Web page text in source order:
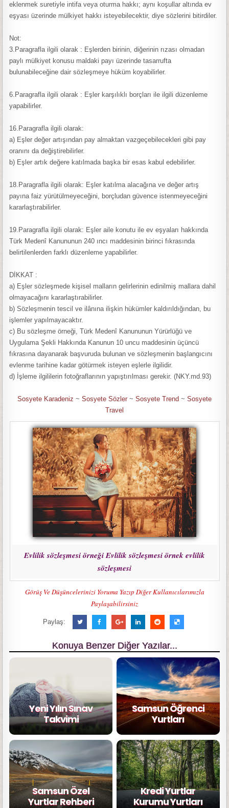
eklenmek suretiyle intifa veya oturma hakkı; aynı koşullar altında ev
eşyası üzerinde mülkiyet hakkı isteyebilecektir, diye sözlerini bitirdiler.
Not:
3.Paragrafla ilgili olarak : Eşlerden birinin, diğerinin rızası olmadan
paylı mülkiyet konusu maldaki payı üzerinde tasarrufta
bulunabileceğine dair sözleşmeye hüküm koyabilirler.
6.Paragrafla ilgili olarak : Eşler karşılıklı borçları ile ilgili düzenleme
yapabilirler.
16.Paragrafla ilgili olarak:
a) Eşler değer artışından pay almaktan vazgeçebilecekleri gibi pay
oranını da değiştirebilirler.
b) Eşler artık değere katılmada başka bir esas kabul edebilirler.
18.Paragrafla ilgili olarak: Eşler katılma alacağına ve değer artış
payına faiz yürütülmeyeceğini, borçludan güvence istenmeyeceğini
kararlaştırabilirler.
19.Paragrafla ilgili olarak: Eşler aile konutu ile ev eşyaları hakkında
Türk Medenî Kanununun 240 ıncı maddesinin birinci fıkrasında
belirtilenlerden farklı düzenleme yapabilirler.
DİKKAT :
a) Eşler sözleşmede kişisel malların gelirlerinin edinilmiş mallara dahil
olmayacağını kararlaştırabilirler.
b) Sözleşmenin tescil ve ilânına ilişkin hükümler kaldırıldığından, bu
işlemler yapılmayacaktır.
c) Bu sözleşme örneği, Türk Medenî Kanununun Yürürlüğü ve
Uygulama Şekli Hakkında Kanunun 10 uncu maddesinin üçüncü
fıkrasına dayanarak başvuruda bulunan ve sözleşmenin başlangıcını
evlenme tarihine kadar götürmek isteyen eşlerle ilgilidir.
d) İşleme ilgililerin fotoğraflarının yapıştırılması gerekir. (NKY.md.93)
Sosyete Karadeniz ~ Sosyete Sözler ~ Sosyete Trend ~ Sosyete
Travel
Evlilik sözleşmesi örneği Evlilik sözleşmesi örnek evlilik
sözleşmesi
Görüş Ve Düşüncelerinizi Yoruma Yazıp Diğer Kullanıcılarımızla
Paylaşabilirsiniz
Paylaş:
Konuya Benzer Diğer Yazılar...
Yeni Yılın Sınav
Takvimi
Samsun Öğrenci
Yurtları
Samsun Özel
Yurtlar Rehberi
Kredi Yurtlar
Kurumu Yurtları